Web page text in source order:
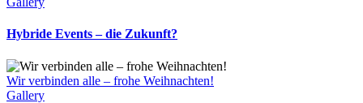
Hybride Events – die Zukunft?
Wir verbinden alle – frohe Weihnachten!
Gallery